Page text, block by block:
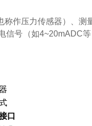
压力传感器）、
号（如4~20mADC等
口